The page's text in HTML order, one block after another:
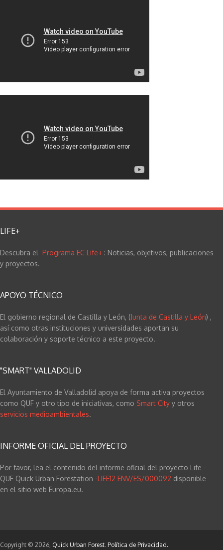
LIFE+
Descubra el Programa EC Life+ : Noticias, objetivos, publicaciones
y proyectos.
APOYO TÉCNICO
El gobierno regional de Castilla y León, (Junta de Castilla y León) ,
así como otras instituciones y universidades aportan su
colaboración y soporte técnico a este proyecto.
"SMART" VALLADOLID
El Ayuntamiento de Valladolid apoya de forma activa proyectos
como QUF y otro tipo de iniciativas, como Smart City y otros
servicios medioambientales.
INFORME OFICIAL DEL PROYECTO
Por favor, lea el contenido del informe oficial del proyecto Life -
QUF Quick Urban Forestation -LIFE12 ENV/ES/000092 disponible
en el sitio web Europa.eu.
Copyright © 2026, Quick Urban Forest. Política de Privacidad.